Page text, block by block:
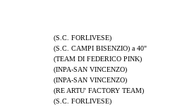
(S.C. FORLIVESE)
(S.C. CAMPI BISENZIO) a 40"
(TEAM DI FEDERICO PINK)
(INPA-SAN VINCENZO)
(INPA-SAN VINCENZO)
(RE ARTU' FACTORY TEAM)
(S.C. FORLIVESE)